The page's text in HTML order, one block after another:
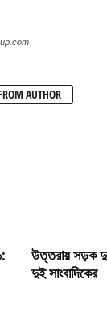
AUTHOR
উত্তরায় সড়ক
দুই সাংবাদিকের